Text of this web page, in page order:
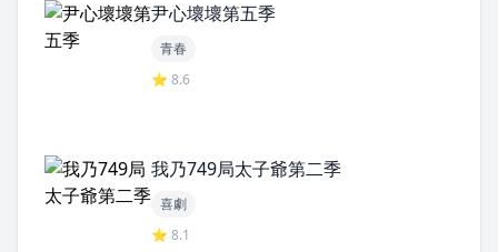
尹心壞壞第五季
青春
⭐ 8.6
我乃749局太子爺第二季
喜劇
⭐ 8.1